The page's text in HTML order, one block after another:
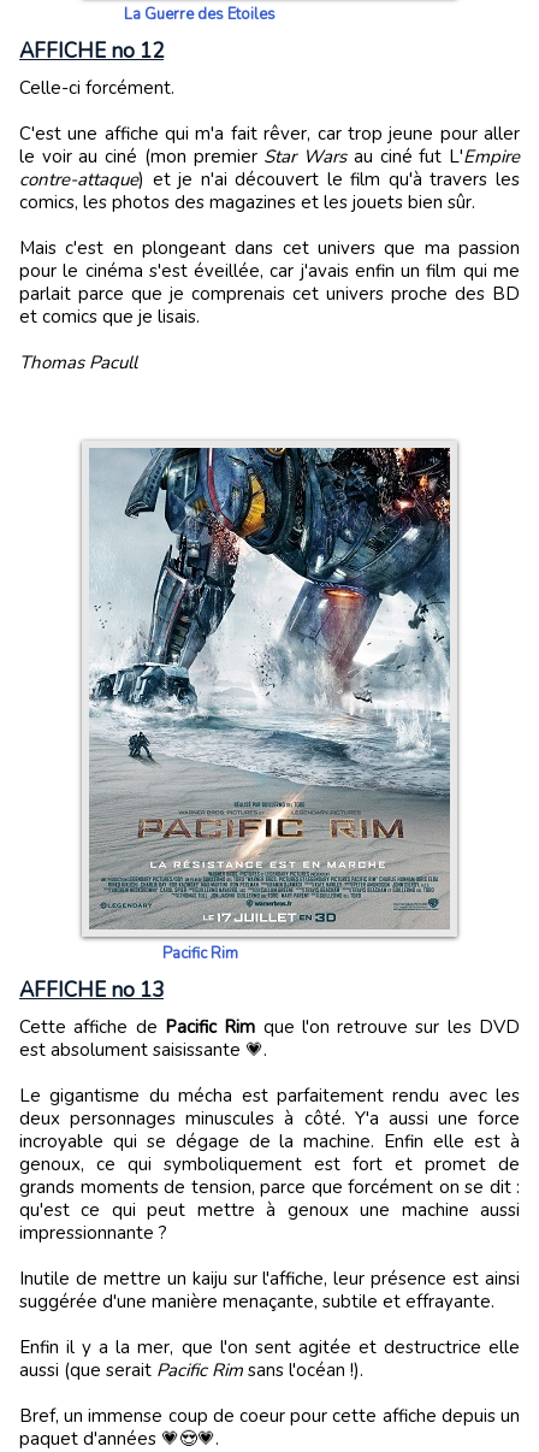
La Guerre des Etoiles
AFFICHE no 12
Celle-ci forcément.
C'est une affiche qui m'a fait rêver, car trop jeune pour aller
le voir au ciné (mon premier Star Warsau ciné fut L'Empire
contre-attaque) et je n'ai découvert le film qu'à travers les
comics, les photos des magazines et les jouets bien sûr.
Mais c'est en plongeant dans cet univers que ma passion
pour le cinéma s'est éveillée, car j'avais enfin un film qui me
parlait parce que je comprenais cet univers proche des BD
et comics que je lisais.
Thomas Pacull
Pacific Rim
AFFICHE no 13
Cette affiche de Pacific Rim que l'on retrouve sur les DVD
est absolument saisissante 💗.
Le gigantisme du mécha est parfaitement rendu avec les
deux personnages minuscules à côté. Y'a aussi une force
incroyable qui se dégage de la machine. Enfin elle est à
genoux, ce qui symboliquement est fort et promet de
grands moments de tension, parce que forcément on se dit :
qu'est ce qui peut mettre à genoux une machine aussi
impressionnante ?
Inutile de mettre un kaiju sur l'affiche, leur présence est ainsi
suggérée d'une manière menaçante, subtile et effrayante.
Enfin il y a la mer, que l'on sent agitée et destructrice elle
aussi (que serait Pacific Rim sans l'océan !).
Bref, un immense coup de coeur pour cette affiche depuis un
paquet d'années 💗😍💗.